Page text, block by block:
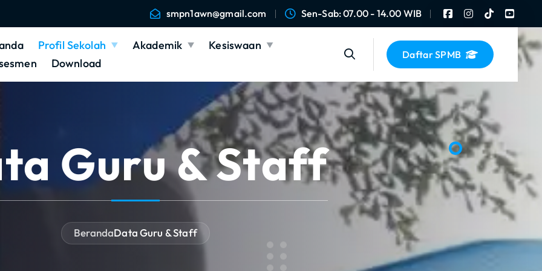
smpn1awn@gmail.com Sen-Sab: 07.00 - 14.00 WIB
Profil Sekolah Akademik
Kesiswaan
Download
Daftar SPMB
Guru & Staff
BerandaData Guru & Staff